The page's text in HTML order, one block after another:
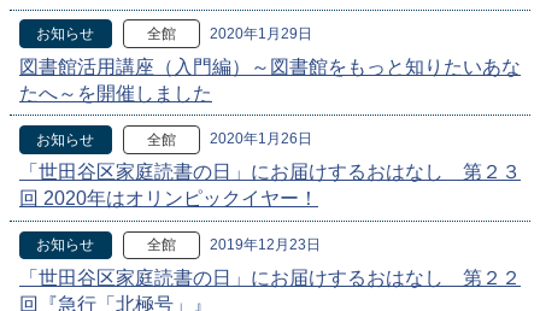
お知らせ 全館 2020年1月29日
図書館活用講座（入門編）～図書館をもっと知りたいあな
たへ～を開催しました
お知らせ 全館 2020年1月26日
「世田谷区家庭読書の日」にお届けするおはなし 第２３
回 2020年はオリンピックイヤー！
お知らせ 全館 2019年12月23日
「世田谷区家庭読書の日」にお届けするおはなし 第２２
回『急行「北極号」』